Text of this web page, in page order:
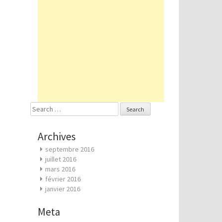
Search
Archives
septembre 2016
juillet 2016
mars 2016
février 2016
janvier 2016
Meta